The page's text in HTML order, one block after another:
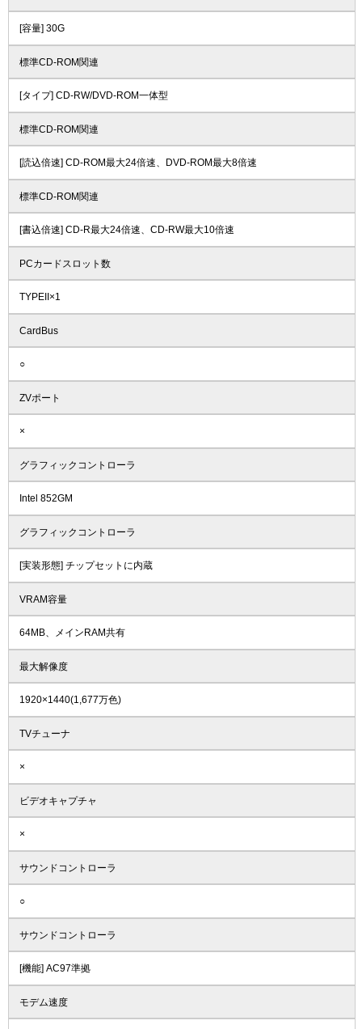
[容量] 30G
標準CD-ROM関連
[タイプ] CD-RW/DVD-ROM一体型
標準CD-ROM関連
[読込倍速] CD-ROM最大24倍速、DVD-ROM最大8倍速
標準CD-ROM関連
[書込倍速] CD-R最大24倍速、CD-RW最大10倍速
PCカードスロット数
TYPEII×1
CardBus
○
ZVポート
×
グラフィックコントローラ
Intel 852GM
グラフィックコントローラ
[実装形態] チップセットに内蔵
VRAM容量
64MB、メインRAM共有
最大解像度
1920×1440(1,677万色)
TVチューナ
×
ビデオキャプチャ
×
サウンドコントローラ
○
サウンドコントローラ
[機能] AC97準拠
モデム速度